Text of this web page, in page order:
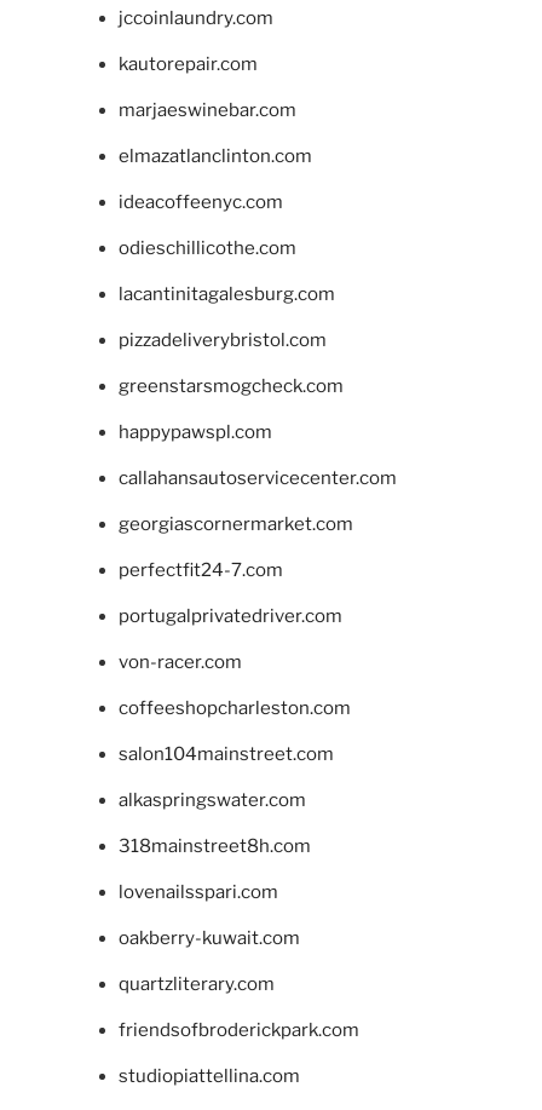
jccoinlaundry.com
kautorepair.com
marjaeswinebar.com
elmazatlanclinton.com
ideacoffeenyc.com
odieschillicothe.com
lacantinitagalesburg.com
pizzadeliverybristol.com
greenstarsmogcheck.com
happypawspl.com
callahansautoservicecenter.com
georgiascornermarket.com
perfectfit24-7.com
portugalprivatedriver.com
von-racer.com
coffeeshopcharleston.com
salon104mainstreet.com
alkaspringswater.com
318mainstreet8h.com
lovenailsspari.com
oakberry-kuwait.com
quartzliterary.com
friendsofbroderickpark.com
studiopiattellina.com